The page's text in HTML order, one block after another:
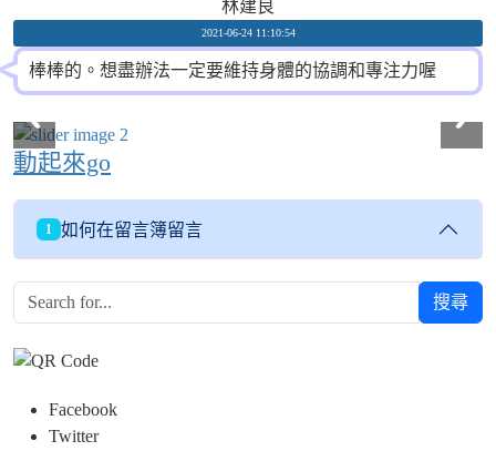
林建良
2021-06-24 11:10:54
棒棒的。想盡辦法一定要維持身體的協調和專注力喔
動起來go
1 如何在留言簿留言
搜尋
Facebook
Twitter